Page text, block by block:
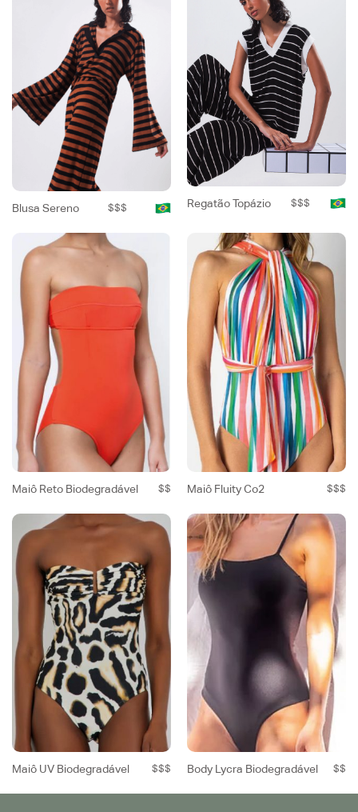
Blusa Sereno $$$ Regatão Topázio $$$
Maiô Reto Biodegradável $$ Maiô Fluity Co2 $$$
Maiô UV Biodegradável $$$ Body Lycra Biodegradável $$